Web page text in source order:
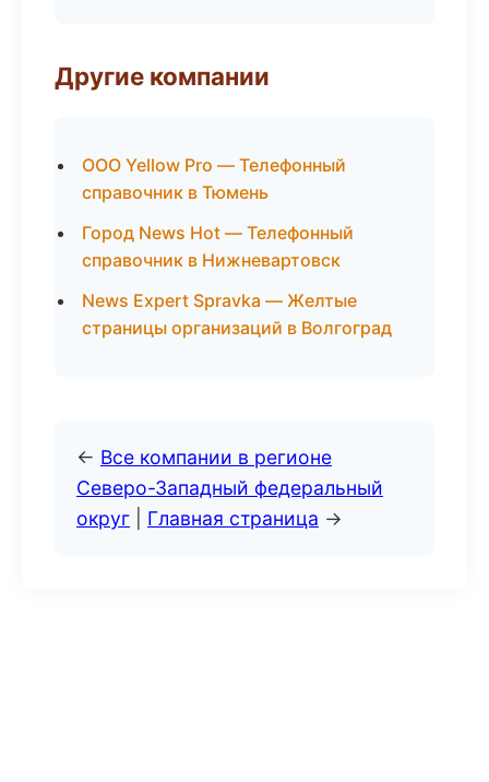
Другие компании
ООО Yellow Pro — Телефонный
справочник в Тюмень
Город News Hot — Телефонный
справочник в Нижневартовск
News Expert Spravka — Желтые
страницы организаций в Волгоград
← Все компании в регионе
Северо-Западный федеральный
округ
Главная страница →